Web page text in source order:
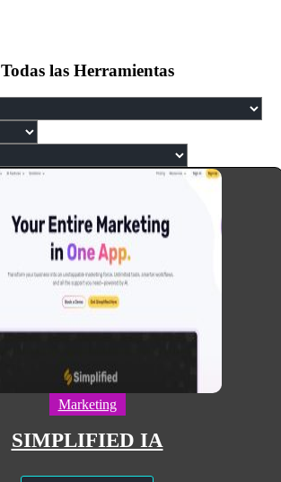
Todas las Herramientas
Marketing
SIMPLIFIED IA